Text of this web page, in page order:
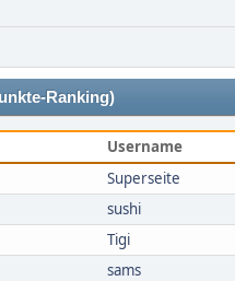
Ranking)
Username
Superseite
sushi
Tigi
sams